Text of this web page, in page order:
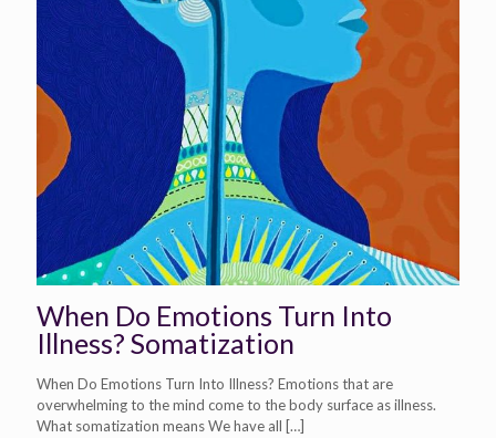
When Do Emotions Turn Into
Illness? Somatization
When Do Emotions Turn Into Illness? Emotions that are
overwhelming to the mind come to the body surface as illness.
What somatization means We have all […]